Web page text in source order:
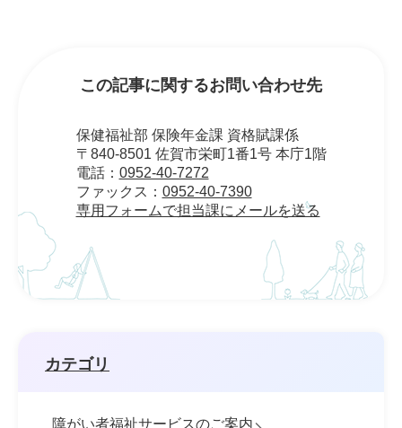
この記事に関するお問い合わせ先
保健福祉部 保険年金課 資格賦課係
〒840-8501 佐賀市栄町1番1号 本庁1階
電話： 0952-40-7272
ファックス： 0952-40-7390
専用フォームで担当課にメールを送る
カテゴリ
障がい者福祉サービスのご案内